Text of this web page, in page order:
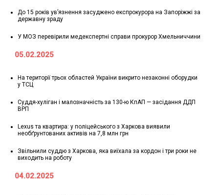
До 15 років ув’язнення засуджено експрокурора на Запоріжжі за
державну зраду
У МОЗ перевірили медекспертні справи прокурор Хмельниччини
05.02.2025
На території трьох областей України викрито незаконні оборудки
у ТСЦ
Суддя-хуліган і малозначність за 130-ю КпАП — засідання ДДП
ВРП
Lexus та квартира: у поліцейського з Харкова виявили
необґрунтованих активів на 7,8 млн грн
Звільнили суддю з Харкова, яка виїхала за кордон і три роки не
виходить на роботу
04.02.2025